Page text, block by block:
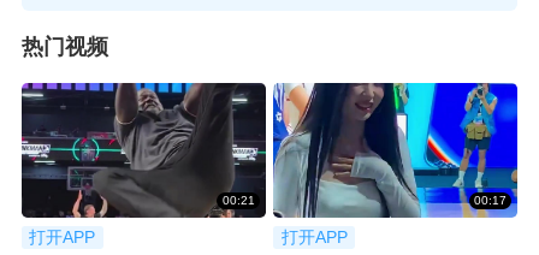
热门视频
00:21
打开APP
00:17
打开APP